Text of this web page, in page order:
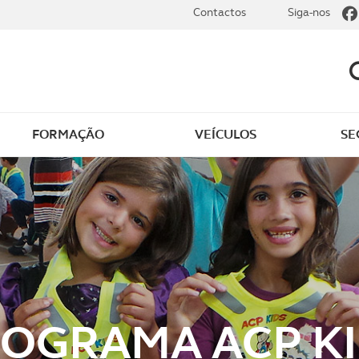
Clássicos
Notícias do clube
Golfe
Revista ACP Edição
impressa
FORMAÇÃO VEÍCULOS
Contactos Siga-nos
ACP